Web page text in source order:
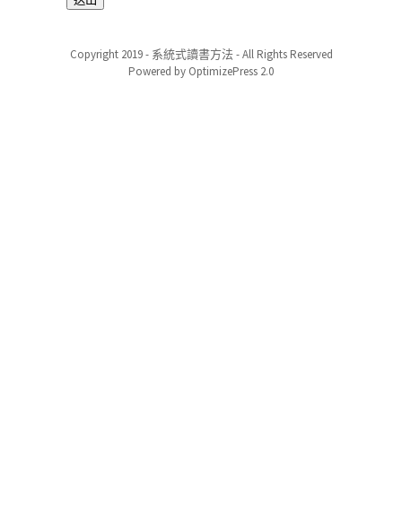
Copyright 2019 - 系統式讀書方法 - All Rights Reserved
Powered by OptimizePress 2.0